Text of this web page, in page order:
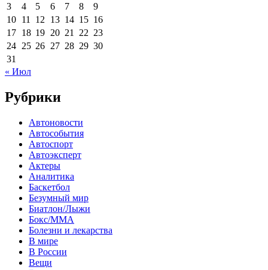
3
4 5 6 7 8
9
10 11 12 13 14 15 16
17 18 19 20 21 22 23
24 25 26 27 28 29 30
31
« Июл
Рубрики
Автоновости
Автособытия
Автоспорт
Автоэксперт
Актеры
Аналитика
Баскетбол
Безумный мир
Биатлон/Лыжи
Бокс/MMA
Болезни и лекарства
В мире
В России
Вещи